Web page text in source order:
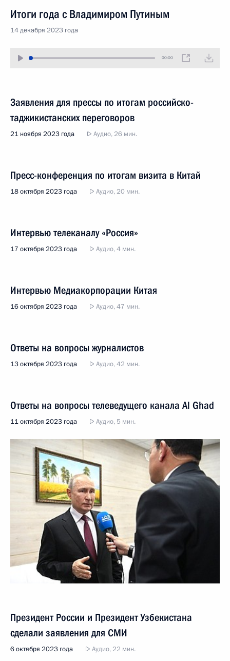
Итоги года с Владимиром Путиным
14 декабря 2023 года
00:00
Заявления для прессы по итогам российско-
таджикистанских переговоров
21 ноября 2023 года Аудио, 26 мин.
Пресс-конференция по итогам визита в Китай
18 октября 2023 года Аудио, 20 мин.
Интервью телеканалу «Россия»
17 октября 2023 года Аудио, 4 мин.
Интервью Медиакорпорации Китая
16 октября 2023 года Аудио, 47 мин.
Ответы на вопросы журналистов
13 октября 2023 года Аудио, 42 мин.
Ответы на вопросы телеведущего канала Al Ghad
11 октября 2023 года Аудио, 5 мин.
Президент России и Президент Узбекистана
сделали заявления для СМИ
6 октября 2023 года Аудио, 22 мин.